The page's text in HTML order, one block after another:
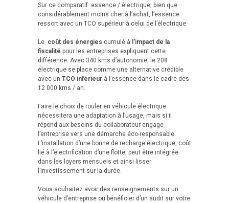
Sur ce comparatif essence / électrique, bien que
considérablement moins cher à l’achat, l’essence
ressort avec un TCO supérieur à celui de l’électrique.
Le coût des énergies cumulé à l’impact de la
fiscalité pour les entreprises expliquent cette
différence. Avec 340 kms d’autonomie, le 208
électrique se place comme une alternative crédible
avec un TCO inférieur à l’essence dans le cadre des
12 000 kms / an.
Faire le choix de rouler en véhicule électrique
nécessitera une adaptation à l’usage, mais si il
répond aux besoins du collaborateur engage
l’entreprise vers une démarche éco-responsable.
L’installation d’une bonne de recharge électrique, coût
lié à l’électrification d’une flotte, peut être intégrée
dans les loyers mensuels et ainsi lisser
l’investissement sur la durée.
Vous souhaitez avoir des renseignements sur un
véhicule d’entreprise ou bénéficier d’un audit sur votre